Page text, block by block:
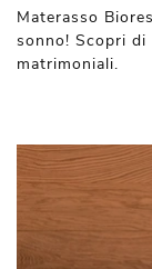
Materasso
sonno! Scopri
matrimoniali.